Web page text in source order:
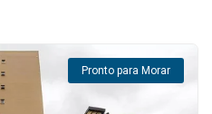
Pronto para Morar